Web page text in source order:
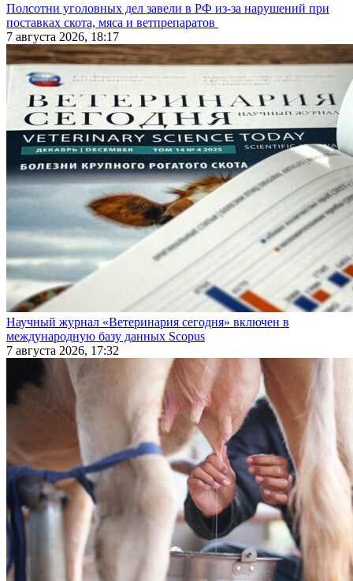
Полсотни уголовных дел завели в РФ из-за нарушений при
поставках скота, мяса и ветпрепаратов
7 августа 2026, 18:17
Научный журнал «Ветеринария сегодня» включен в
международную базу данных Scopus
7 августа 2026, 17:32